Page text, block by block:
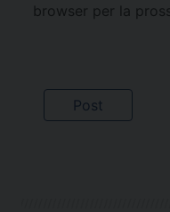
browser per la